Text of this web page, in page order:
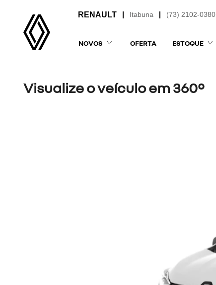
(73) 2102-0380
Itabuna
NOVOS OFERTA ESTOQUE
Visualize o veículo em 360°